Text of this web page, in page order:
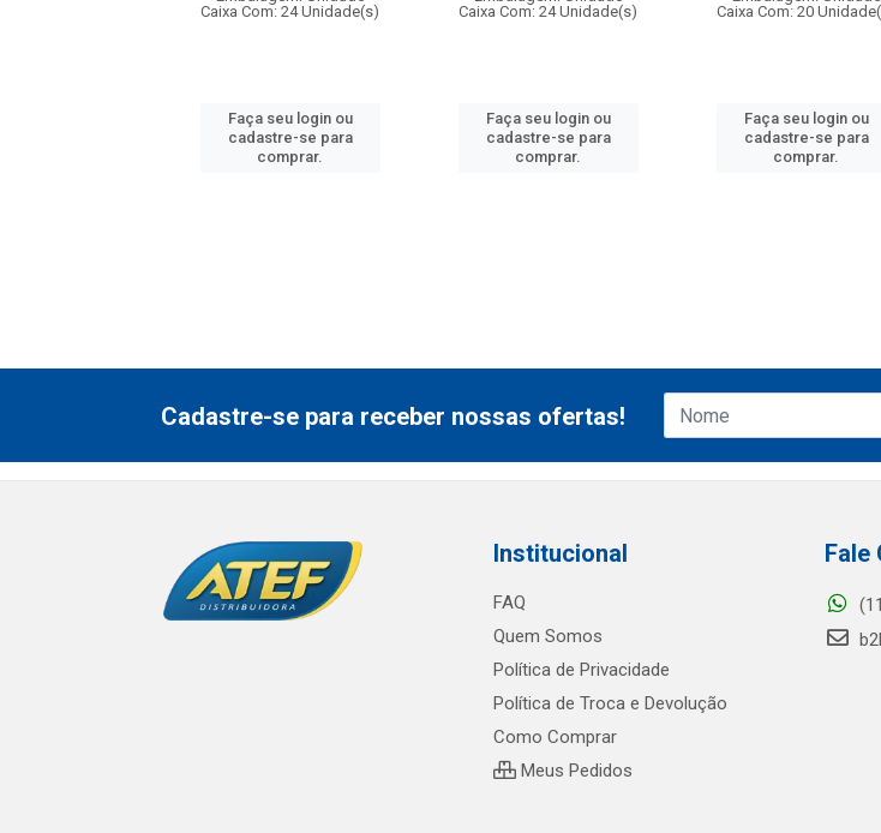
Caixa Com: 24 Unidade(s)
Faça seu login ou
cadastre-se para
comprar.
Caixa Com: 24 Unidade(s)
Faça seu login ou
cadastre-se para
comprar.
Caixa Com: 20
Faça seu login ou
cadastre-se para
comprar.
Cadastre-se para receber nossas ofertas!
Institucional
FAQ
Quem Somos
Política de Privacidade
Política de Troca e Devolução
Como Comprar
Meus Pedidos
Fale